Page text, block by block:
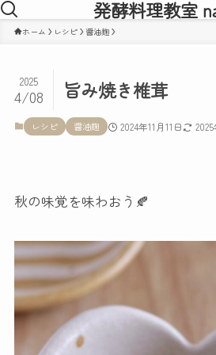
発酵料理教室
ホーム レシピ 醤油麹
旨み焼き椎茸
2025
4/08
レシピ 醤油麹 2024年11月11日
秋の味覚を味わおう🍂